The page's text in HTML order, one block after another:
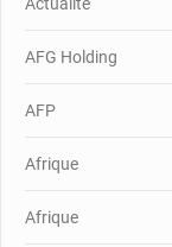
AFG Holding
AFP
Afrique
Afrique